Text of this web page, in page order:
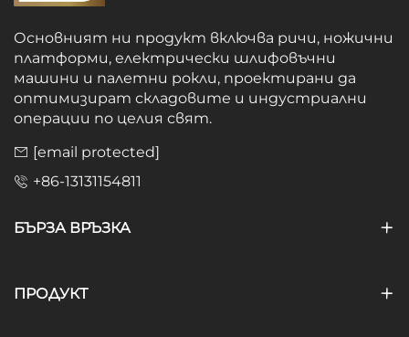
Основният ни продукт включва ричи, ножични
платформи, електрически шлифовъчни
машини и палетни рокли, проектирани да
оптимизират складовите и индустриални
операции по целия свят.
[email protected]
+86-13131154811
БЪРЗА ВРЪЗКА
ПРОДУКТ